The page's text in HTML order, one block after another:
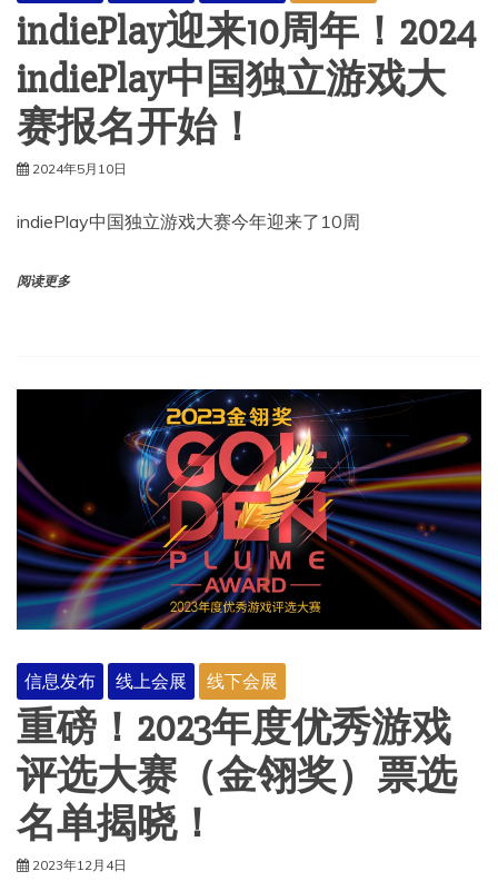
indiePlay迎来10周年！2024
indiePlay中国独立游戏大
赛报名开始！
2024年5月10日
indiePlay中国独立游戏大赛今年迎来了10周
阅读更多
信息发布 线上会展 线下会展
重磅！2023年度优秀游戏
评选大赛（金翎奖）票选
名单揭晓！
2023年12月4日